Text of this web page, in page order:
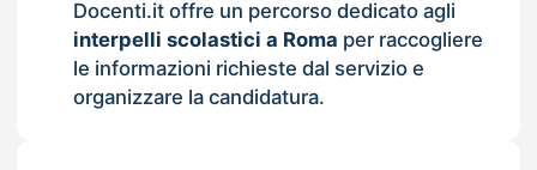
Docenti.it offre un percorso dedicato agli
interpelli scolastici a Roma per raccogliere
le informazioni richieste dal servizio e
organizzare la candidatura.